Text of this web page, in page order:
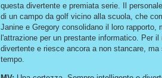
questa divertente e premiata serie. Il
di un campo da golf vicino alla scuola, che
Janine e Gregory consolidano il loro
l'attrazione per un prestante informatico. Per
divertente e riesce ancora a non stancare,
tempo.